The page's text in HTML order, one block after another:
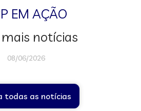
EM AÇÃO
mais notícias
08/06/2026
todas as notícias